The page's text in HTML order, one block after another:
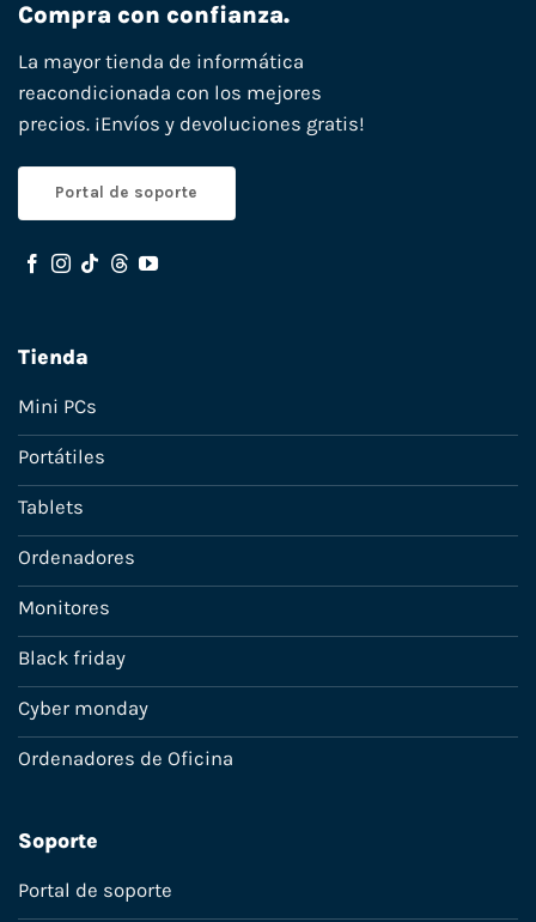
Compra con confianza.
La mayor tienda de informática
reacondicionada con los mejores
precios. ¡Envíos y devoluciones gratis!
Portal de soporte
Tienda
Mini PCs
Portátiles
Tablets
Ordenadores
Monitores
Black friday
Cyber monday
Ordenadores de Oficina
Soporte
Portal de soporte